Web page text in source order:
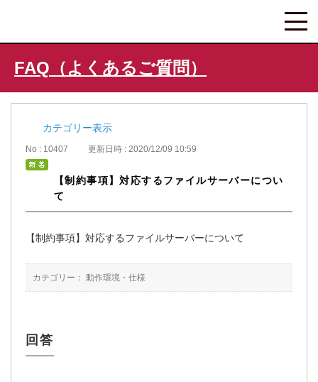
FAQ（よくあるご質問）
カテゴリー表示
No : 10407 更新日時 : 2020/12/09 10:59
【制約事項】対応するファイルサーバーについ
て
【制約事項】対応するファイルサーバーについて
カテゴリー： 動作環境・仕様